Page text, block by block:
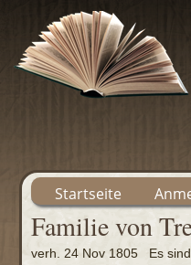
Startseite
Familie von
verh. 24 Nov 1805 Es sind